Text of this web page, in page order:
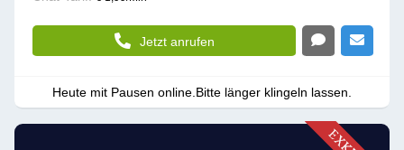
Jetzt anrufen
Heute mit Pausen online.Bitte länger klingeln lassen.